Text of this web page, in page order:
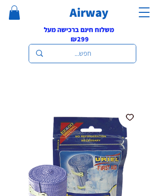
Airway
משלוח חינם ברכישה מעל
₪299